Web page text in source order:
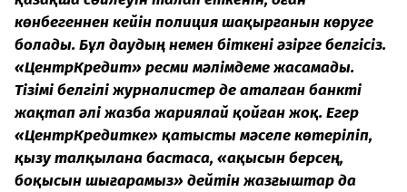
көнбегеннен кейін полиция шақырғанын көруге
болады. Бұл даудың немен біткені әзірге белгісіз.
«ЦентрКредит» ресми мәлімдеме жасамады.
Тізімі белгілі журналистер де аталған банкті
жақтап әлі жазба жариялай қойған жоқ. Егер
«ЦентрКредитке» қатысты мәселе көтеріліп,
қызу талқылана бастаса, «ақысын берсең,
боқысын шығарамыз» дейтін жазғыштар да